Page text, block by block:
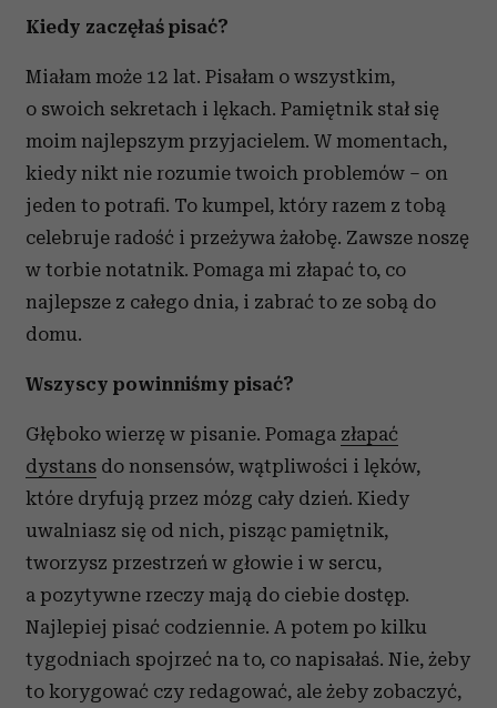
Kiedy zaczęłaś pisać?
Miałam może 12 lat. Pisałam o wszystkim,
o swoich sekretach i lękach. Pamiętnik stał się
moim najlepszym przyjacielem. W momentach,
kiedy nikt nie rozumie twoich problemów – on
jeden to potrafi. To kumpel, który razem z tobą
celebruje radość i przeżywa żałobę. Zawsze noszę
w torbie notatnik. Pomaga mi złapać to, co
najlepsze z całego dnia, i zabrać to ze sobą do
domu.
Wszyscy powinniśmy pisać?
Głęboko wierzę w pisanie. Pomaga złapać
dystans do nonsensów, wątpliwości i lęków,
które dryfują przez mózg cały dzień. Kiedy
uwalniasz się od nich, pisząc pamiętnik,
tworzysz przestrzeń w głowie i w sercu,
a pozytywne rzeczy mają do ciebie dostęp.
Najlepiej pisać codziennie. A potem po kilku
tygodniach spojrzeć na to, co napisałaś. Nie, żeby
to korygować czy redagować, ale żeby zobaczyć,